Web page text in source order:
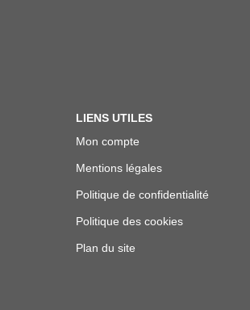
LIENS UTILES
Mon compte
Mentions légales
Politique de confidentialité
Politique des cookies
Plan du site